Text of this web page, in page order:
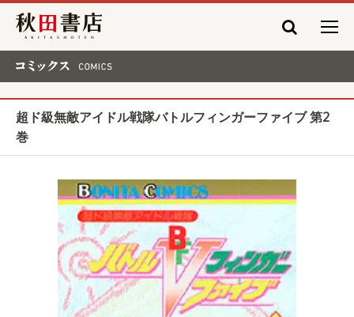
秋田書店
超ド級無敵アイドル戦隊バトルフィンガーファイブ 第2
巻